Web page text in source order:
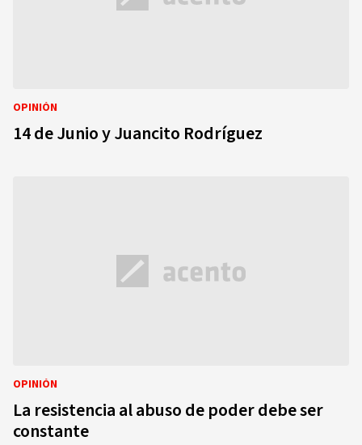
OPINIÓN
14 de Junio y Juancito Rodríguez
OPINIÓN
La resistencia al abuso de poder debe ser
constante